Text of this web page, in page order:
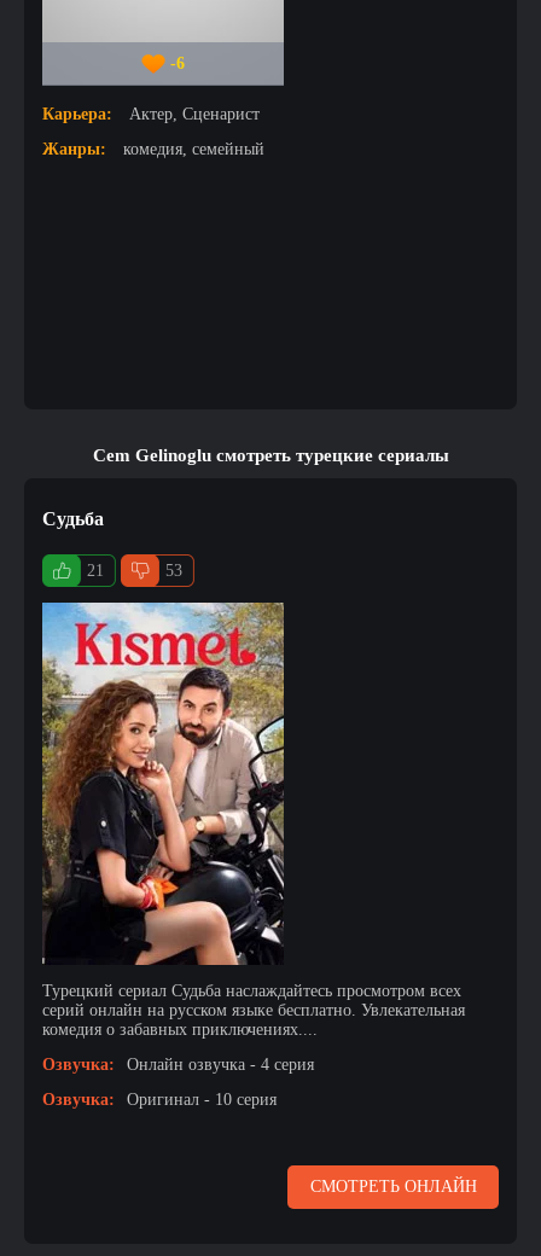
-6
Карьера:
Актер, Сценарист
Жанры:
комедия, семейный
Cem Gelinoglu смотреть турецкие сериалы
Судьба
21 53
Турецкий сериал Судьба наслаждайтесь просмотром всех
серий онлайн на русском языке бесплатно. Увлекательная
комедия о забавных приключениях....
Озвучка:
Онлайн озвучка - 4 серия
Озвучка:
Оригинал - 10 серия
СМОТРЕТЬ ОНЛАЙН